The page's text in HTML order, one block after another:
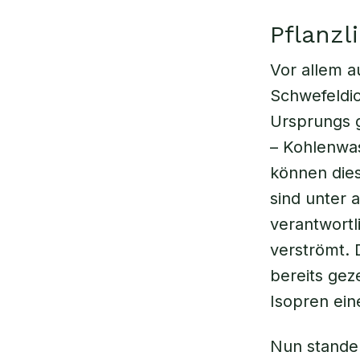
Vor allem
Ursprungs
–
können
sind unter
verströmt.
bereits
Isopren
Nun